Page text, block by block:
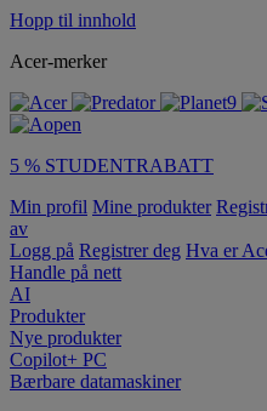
Hopp til innhold
Acer-merker
5 % STUDENTRABATT
Min profil Mine produkter
av
Logg på Registrer deg Hva er
Handle på nett
AI
Produkter
Nye produkter
Copilot+ PC
Bærbare datamaskiner